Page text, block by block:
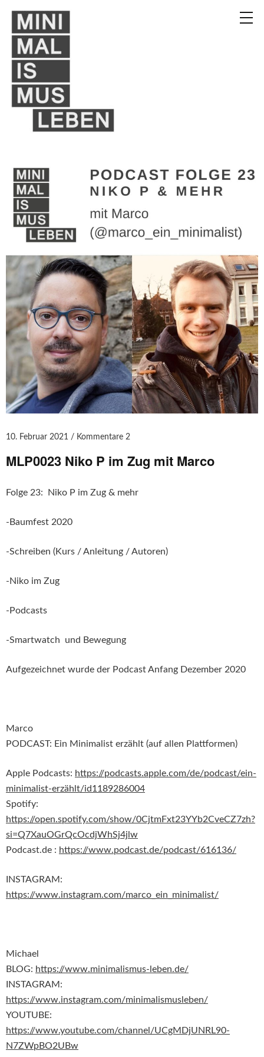
10. Februar 2021 Kommentare 2
MLP0023 Niko P im Zug mit Marco
Folge 23: Niko P im Zug & mehr
-Baumfest 2020
-Schreiben (Kurs / Anleitung / Autoren)
-Niko im Zug
-Podcasts
-Smartwatch und Bewegung
Aufgezeichnet wurde der Podcast Anfang Dezember 2020
Marco
PODCAST: Ein Minimalist erzählt (auf allen Plattformen)
Apple Podcasts: https://podcasts.apple.com/de/podcast/ein-
minimalist-erzählt/id1189286004
Spotify:
https://open.spotify.com/show/0CjtmFxt23YYb2CveCZ7zh?
si=Q7XauOGrQcOcdjWhSj4jlw
Podcast.de : https://www.podcast.de/podcast/616136/
INSTAGRAM:
https://www.instagram.com/marco_ein_minimalist/
Michael
BLOG: https://www.minimalismus-leben.de/
INSTAGRAM:
https://www.instagram.com/minimalismusleben/
YOUTUBE:
https://www.youtube.com/channel/UCgMDjUNRL90-
N7ZWpBO2UBw